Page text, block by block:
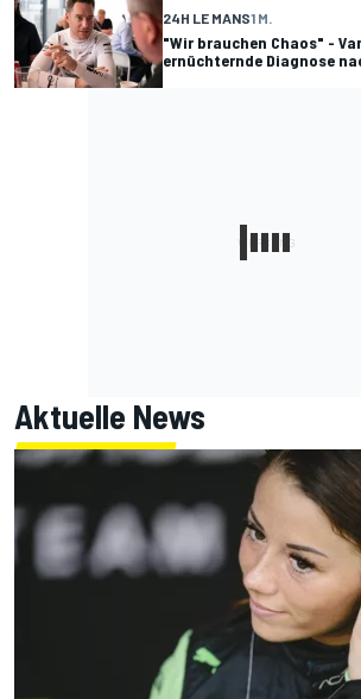
24H LE MANS1 M.
"Wir brauchen Chaos" -
ernüchternde Diagnose
Aktuelle News